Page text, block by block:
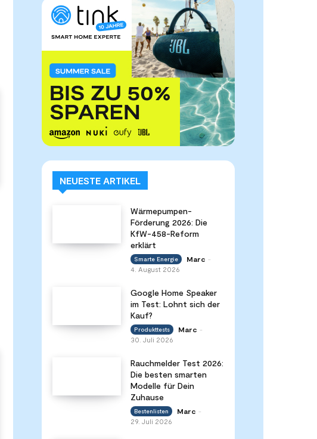
NEUESTE ARTIKEL
Wärmepumpen-
Förderung 2026: Die
KfW-458-Reform
erklärt
Smarte Energie Marc -
4. August 2026
Google Home Speaker
im Test: Lohnt sich der
Kauf?
Produkttests Marc -
30. Juli 2026
Rauchmelder Test 2026:
Die besten smarten
Modelle für Dein
Zuhause
Bestenlisten Marc -
29. Juli 2026